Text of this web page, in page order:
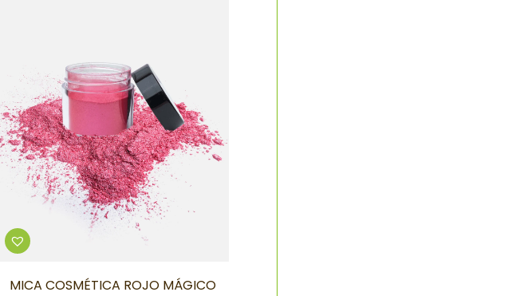
MICA COSMÉTICA ROJO MÁGICO